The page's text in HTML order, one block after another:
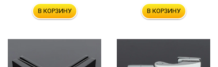
В КОРЗИНУ В КОРЗИНУ